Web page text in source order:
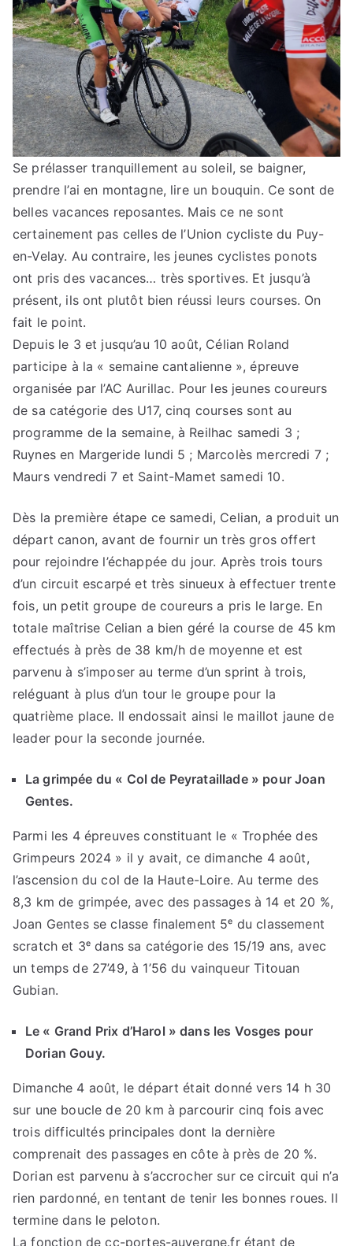
Se prélasser tranquillement au soleil, se baigner,
prendre l’ai en montagne, lire un bouquin. Ce sont de
belles vacances reposantes. Mais ce ne sont
certainement pas celles de l’Union cycliste du Puy-
en-Velay. Au contraire, les jeunes cyclistes ponots
ont pris des vacances… très sportives. Et jusqu’à
présent, ils ont plutôt bien réussi leurs courses. On
fait le point.
Depuis le 3 et jusqu’au 10 août, Célian Roland
participe à la « semaine cantalienne », épreuve
organisée par l’AC Aurillac. Pour les jeunes coureurs
de sa catégorie des U17, cinq courses sont au
programme de la semaine, à Reilhac samedi 3 ;
Ruynes en Margeride lundi 5 ; Marcolès mercredi 7 ;
Maurs vendredi 7 et Saint-Mamet samedi 10.
Dès la première étape ce samedi, Celian, a produit un
départ canon, avant de fournir un très gros offert
pour rejoindre l’échappée du jour. Après trois tours
d’un circuit escarpé et très sinueux à effectuer trente
fois, un petit groupe de coureurs a pris le large. En
totale maîtrise Celian a bien géré la course de 45 km
effectués à près de 38 km/h de moyenne et est
parvenu à s’imposer au terme d’un sprint à trois,
reléguant à plus d’un tour le groupe pour la
quatrième place. Il endossait ainsi le maillot jaune de
leader pour la seconde journée.
La grimpée du « Col de Peyrataillade » pour Joan
Gentes.
Parmi les 4 épreuves constituant le « Trophée des
Grimpeurs 2024 » il y avait, ce dimanche 4 août,
l’ascension du col de la Haute-Loire. Au terme des
8,3 km de grimpée, avec des passages à 14 et 20 %,
Joan Gentes se classe finalement 5ᵉ du classement
scratch et 3ᵉ dans sa catégorie des 15/19 ans, avec
un temps de 27’49, à 1’56 du vainqueur Titouan
Gubian.
Le « Grand Prix d’Harol » dans les Vosges pour
Dorian Gouy.
Dimanche 4 août, le départ était donné vers 14 h 30
sur une boucle de 20 km à parcourir cinq fois avec
trois difficultés principales dont la dernière
comprenait des passages en côte à près de 20 %.
Dorian est parvenu à s’accrocher sur ce circuit qui n’a
rien pardonné, en tentant de tenir les bonnes roues. Il
termine dans le peloton.
La fonction de cc-portes-auvergne.fr étant de